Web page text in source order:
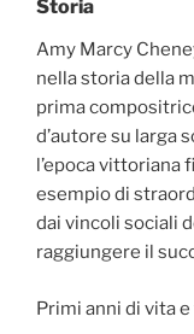
Storia
Amy Marcy
nella storia della
prima
d’autore su larga
l’epoca vittoriana
esempio di
dai vincoli sociali
raggiungere il
Primi anni di vita